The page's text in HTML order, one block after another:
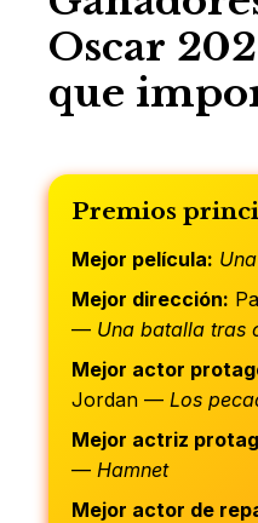
Oscar
que
Premios
Mejor película:
Mejor dirección:
— Una batalla tras
Mejor actor
Jordan — Los
Mejor actriz
— Hamnet
Mejor actor de